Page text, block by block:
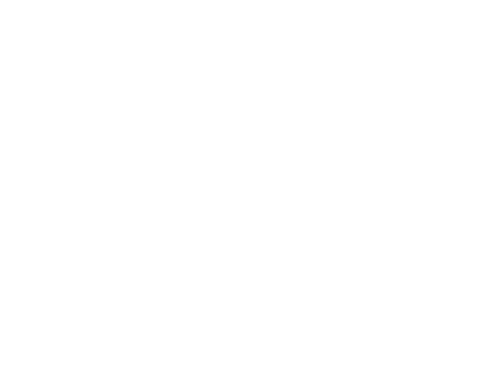
se nesta história emocionante e descubra
a organização do Estado, tema central
formas de Estado, como a federação e o
e o parlamentarismo. Além